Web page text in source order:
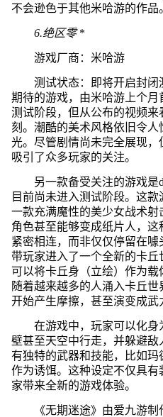
不会逊色于其他米哈游的作品
6.绝区零*
游戏厂商：米哈游
测试状态：即将开启封
期待的游戏，由米哈游上个
测试阶段，但从公布的视频
刻。潮酷的美术风格依旧令
光。尽管剧情尚未完全展现
吸引了众多玩家的关注。
另一款备受关注的游戏是
目前尚未进入测试阶段。这
一款充满魔性的美少女战术
角色甚至能够变成纸片人，
紧密相连，而非仅仅停留在噱
带玩家进入了一个全新的卡
可以将卡丘身（立绘）作为载
随着越来越多的人涌入卡丘
开始产生摩擦，甚至演变成武
在游戏中，玩家可以化
壁甚至天空中行走，并躲避
有独特的武器和技能，比如
作为诱饵。这种设定不仅具
家带来全新的游戏体验。
《无期迷途》由爱九游